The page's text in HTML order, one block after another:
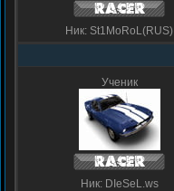
Ник: St1MoRoL(RUS)
Ученик
Ник: DIeSeL.ws